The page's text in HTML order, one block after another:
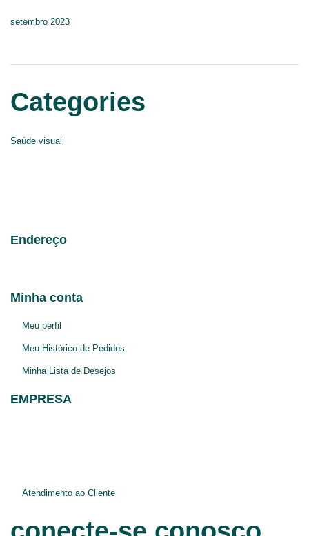
setembro 2023
Categories
Saúde visual
Endereço
Minha conta
Meu perfil
Meu Histórico de Pedidos
Minha Lista de Desejos
EMPRESA
Atendimento ao Cliente